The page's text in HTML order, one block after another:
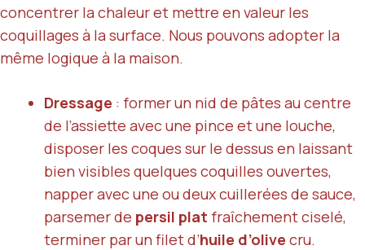
concentrer la chaleur et mettre en valeur les
coquillages à la surface. Nous pouvons adopter la
même logique à la maison.
Dressage : former un nid de pâtes au centre
de l’assiette avec une pince et une louche,
disposer les coques sur le dessus en laissant
bien visibles quelques coquilles ouvertes,
napper avec une ou deux cuillerées de sauce,
parsemer de persil plat fraîchement ciselé,
terminer par un filet d’huile d’olive cru.